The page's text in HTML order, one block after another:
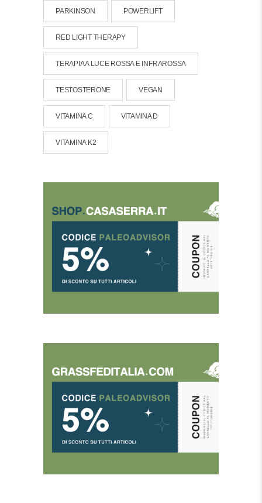
PARKINSON POWERLIFT
RED LIGHT THERAPY
TERAPIA A LUCE ROSSA E INFRAROSSA
TESTOSTERONE VEGAN
VITAMINA C VITAMINA D
VITAMINA K2